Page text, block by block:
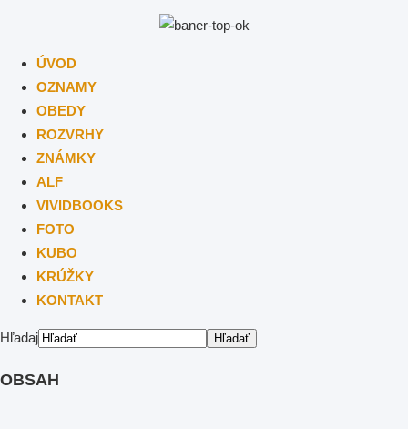
ÚVOD
OZNAMY
OBEDY
ROZVRHY
ZNÁMKY
ALF
VIVIDBOOKS
FOTO
KUBO
KRÚŽKY
KONTAKT
Hľadaj
OBSAH